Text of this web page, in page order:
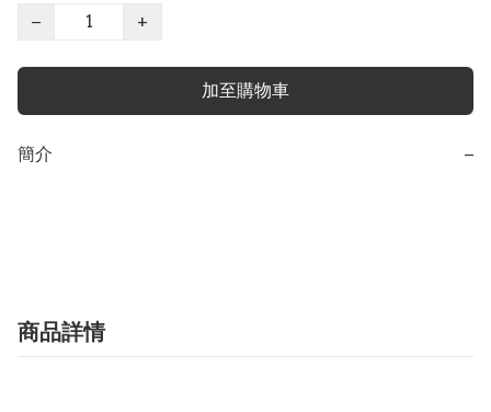
−
+
加至購物車
簡介 −
商品詳情